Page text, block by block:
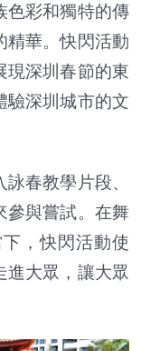
色彩和獨特的傳
精華。快閃活動
現深圳春節的東
驗深圳城市的文
春教學片段、
參與嘗試。在舞
，快閃活動使
進大眾，讓大眾